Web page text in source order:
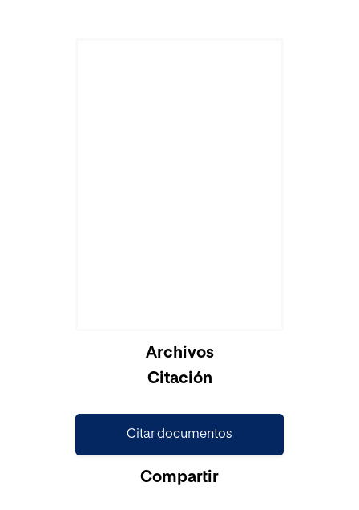
Archivos
Citación
Citar documentos
Compartir